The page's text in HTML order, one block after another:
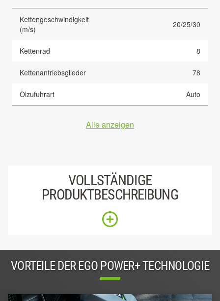
Kettengeschwindigkeit
(m/s)
20/25/30
Kettenrad 8
Kettenantriebsglieder 78
Ölzufuhrart Auto
Alle anzeigen
VOLLSTÄNDIGE
PRODUKTBESCHREIBUNG
VORTEILE DER EGO POWER+ TECHNOLOGIE